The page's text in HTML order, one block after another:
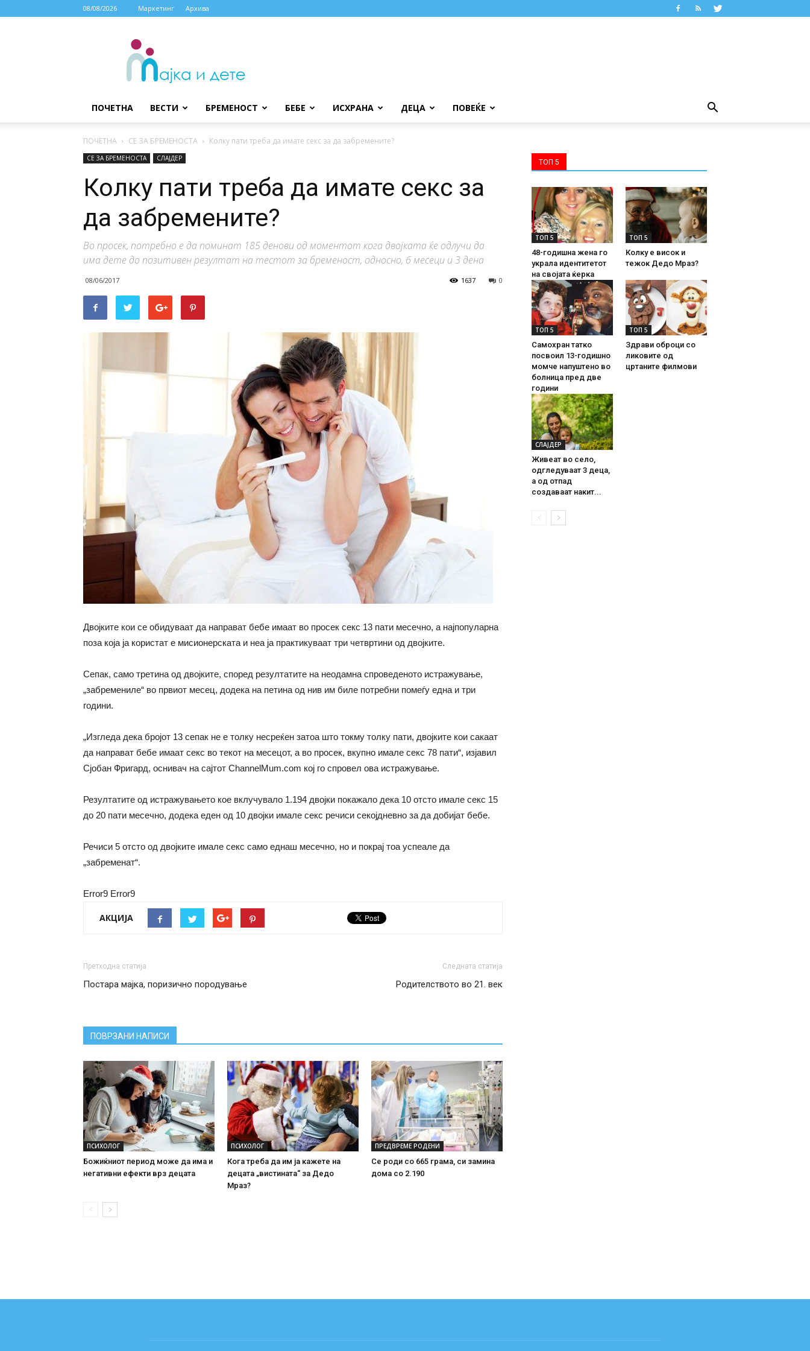
08/08/2026 Маркетинг Архива
МАЈКА
ДЕТЕ
ПОЧЕТНА ВЕСТИ БРЕМЕНОСТ БЕБЕ ИСХРАНА ДЕЦА ПОВЕЌЕ
ПОЧЕТНА СЕ ЗА БРЕМЕНОСТА Колку пати треба да имате секс за да забремените?
СЕ ЗА БРЕМЕНОСТА СЛАЈДЕР
Колку пати треба да имате секс за
да забремените?
Во просек, потребно е да поминат 185 денови од моментот кога двојката ќе одлучи да
има дете до позитивен резултат на тестот за бременост, односно, 6 месеци и 3 дена
08/06/2017 0
1637
Двојките кои се обидуваат да направат бебе имаат во просек секс 13 пати месечно, а најпопуларна
поза која ја користат е мисионерската и неа ја практикуваат три четвртини од двојките.
Сепак, само третина од двојките, според резултатите на неодамна спроведеното истражување,
„забремениле“ во првиот месец, додека на петина од нив им биле потребни помеѓу една и три
години.
„Изгледа дека бројот 13 сепак не е толку несреќен затоа што токму толку пати, двојките кои сакаат
да направат бебе имаат секс во текот на месецот, а во просек, вкупно имале секс 78 пати“, изјавил
Сјобан Фригард, оснивач на сајтот ChannelMum.com кој го спровел ова истражување.
Резултатите од истражувањето кое вклучувало 1.194 двојки покажало дека 10 отсто имале секс 15
до 20 пати месечно, додека еден од 10 двојки имале секс речиси секојдневно за да добијат бебе.
Речиси 5 отсто од двојките имале секс само еднаш месечно, но и покрај тоа успеале да
„забременат“.
Error9 Error9
АКЦИЈА
Претходна статија
Постара мајка, поризично породување
Следната статија
Родителството во 21. век
ПОВРЗАНИ НАПИСИ
ПСИХОЛОГ
Божиќниот период може да има и
негативни ефекти врз децата
ПСИХОЛОГ
Кога треба да им ја кажете на
децата „вистината“ за Дедо
Мраз?
ПРЕДВРЕМЕ РОДЕНИ
Се роди со 665 грама, си замина
дома со 2.190
ТОП 5
ТОП 5
48-годишна жена го
украла идентитетот
на својата ќерка
ТОП 5
Колку е висок и
тежок Дедо Мраз?
ТОП 5
Самохран татко
посвоил 13-годишно
момче напуштено во
болница пред две
години
ТОП 5
Здрави оброци со
ликовите од
цртаните филмови
СЛАЈДЕР
Живеат во село,
одгледуваат 3 деца,
а од отпад
создаваат накит...